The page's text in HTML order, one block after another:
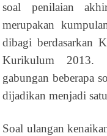
soal penilaian
merupakan
dibagi berdasarkan
Kurikulum 2013.
gabungan beberapa
dijadikan menjadi
Soal ulangan